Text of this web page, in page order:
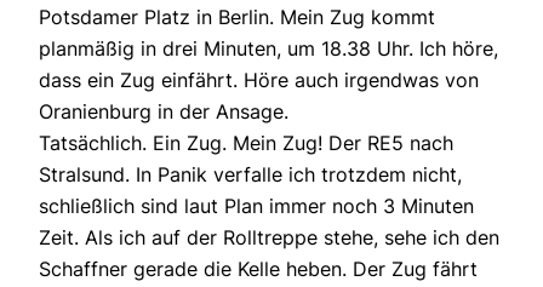
Potsdamer Platz in Berlin. Mein Zug kommt
planmäßig in drei Minuten, um 18.38 Uhr. Ich höre,
dass ein Zug einfährt. Höre auch irgendwas von
Oranienburg in der Ansage.
Tatsächlich. Ein Zug. Mein Zug! Der RE5 nach
Stralsund. In Panik verfalle ich trotzdem nicht,
schließlich sind laut Plan immer noch 3 Minuten
Zeit. Als ich auf der Rolltreppe stehe, sehe ich den
Schaffner gerade die Kelle heben. Der Zug fährt